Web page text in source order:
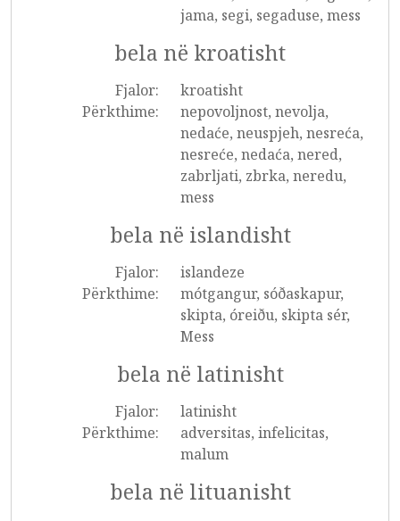
jama, segi, segaduse, mess
bela në kroatisht
Fjalor:
kroatisht
Përkthime:
nepovoljnost, nevolja,
nedaće, neuspjeh, nesreća,
nesreće, nedaća, nered,
zabrljati, zbrka, neredu,
mess
bela në islandisht
Fjalor:
islandeze
Përkthime:
mótgangur, sóðaskapur,
skipta, óreiðu, skipta sér,
Mess
bela në latinisht
Fjalor:
latinisht
Përkthime:
adversitas, infelicitas,
malum
bela në lituanisht